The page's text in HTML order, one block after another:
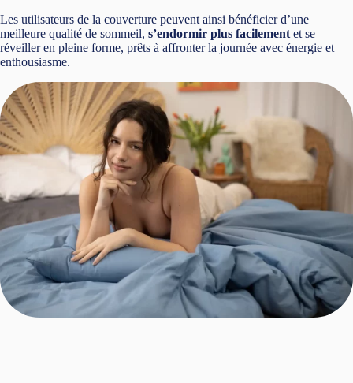
Les utilisateurs de la couverture peuvent ainsi bénéficier d’une
meilleure qualité de sommeil, s’endormir plus facilement et se
réveiller en pleine forme, prêts à affronter la journée avec énergie et
enthousiasme.